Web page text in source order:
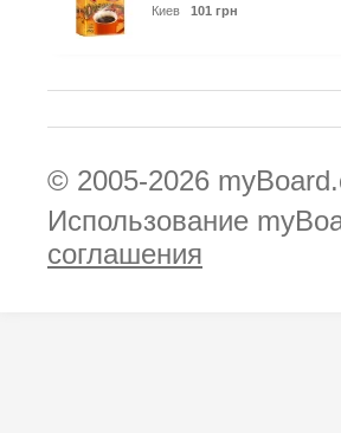
Киев 101 грн
© 2005-2026
Использование
соглашения